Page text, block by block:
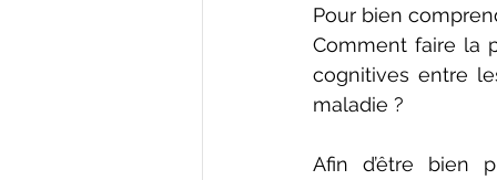
Pour bien
Comment faire la
cognitives entre
maladie ?
Afin d’être bien